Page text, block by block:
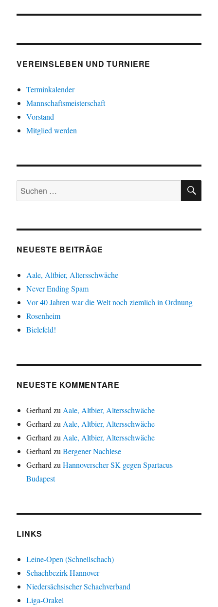
VEREINSLEBEN UND TURNIERE
Terminkalender
Mannschaftsmeisterschaft
Vorstand
Mitglied werden
Suche
nach:
NEUESTE BEITRÄGE
Aale, Altbier, Altersschwäche
Never Ending Spam
Vor 40 Jahren war die Welt noch ziemlich in Ordnung
Rosenheim
Bielefeld!
NEUESTE KOMMENTARE
Gerhard zu Aale, Altbier, Altersschwäche
Gerhard zu Aale, Altbier, Altersschwäche
Gerhard zu Aale, Altbier, Altersschwäche
Gerhard zuBergener Nachlese
Gerhard zuHannoverscher SK gegen Spartacus
Budapest
LINKS
Leine-Open (Schnellschach)
Schachbezirk Hannover
Niedersächsischer Schachverband
Liga-Orakel